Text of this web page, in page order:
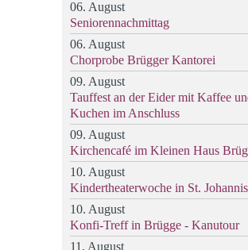
06. August
Seniorennachmittag
06. August
Chorprobe Brügger Kantorei
09. August
Tauffest an der Eider mit Kaffee
Kuchen im Anschluss
09. August
Kirchencafé im Kleinen Haus
10. August
Kindertheaterwoche in St. Johannis
10. August
Konfi-Treff in Brügge - Kanutour
11. August